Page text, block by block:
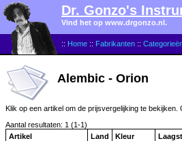
:: Home :: Fabrikanten ::
Dr. Gonzo's
Vind het op www.drgonzo.nl.
Alembic - Orion
Klik op een artikel om de prijsvergelijking te
Aantal resultaten: 1 (1-1)
Artikel
Land Kleur